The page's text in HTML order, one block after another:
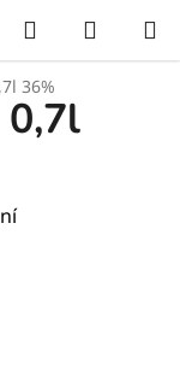
Hledat
KOŠÍK
36%
0,7l